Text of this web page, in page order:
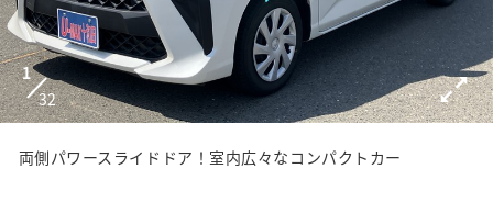
1
32
両側パワースライドドア！室内広々なコンパクトカー